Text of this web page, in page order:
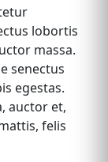
lobortis
massa.
senectus
egestas.
auctor et,
felis